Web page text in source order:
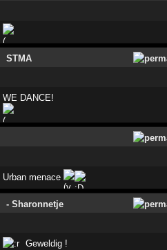
STMA
WE DANCE!
Urban menace
- Sharonnetje
Geweldig !